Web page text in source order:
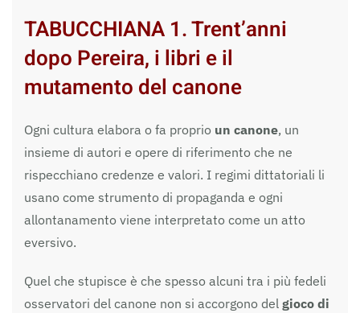
TABUCCHIANA 1. Trent’anni
dopo Pereira, i libri e il
mutamento del canone
Ogni cultura elabora o fa proprio un canone, un
insieme di autori e opere di riferimento che ne
rispecchiano credenze e valori. I regimi dittatoriali li
usano come strumento di propaganda e ogni
allontanamento viene interpretato come un atto
eversivo.
Quel che stupisce è che spesso alcuni tra i più fedeli
osservatori del canone non si accorgono del gioco di